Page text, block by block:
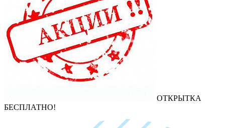
ОТКРЫТКА
БЕСПЛАТНО!